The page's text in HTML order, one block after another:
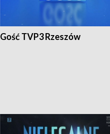
Gość TVP3 Rzeszów